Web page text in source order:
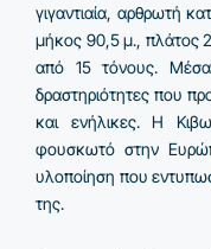
γιγαντιαία, αρθρωτή
μήκος 90,5 μ., πλάτος
από 15 τόνους.
δραστηριότητες που
και ενήλικες. Η
φουσκωτό στην
υλοποίηση που
της.